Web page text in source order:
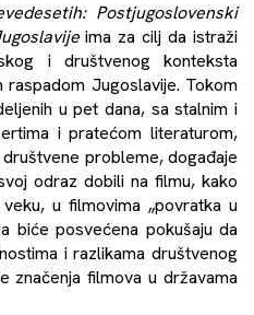
Postjugoslovenski
ima za cilj da istraži
i društvenog konteksta
Jugoslavije. Tokom
u pet dana, sa stalnim i
i pratećom literaturom,
probleme, događaje
odraz dobili na filmu, kako
u filmovima „povratka u
biće posvećena pokušaju da
i razlikama društvenog
značenja filmova u državama